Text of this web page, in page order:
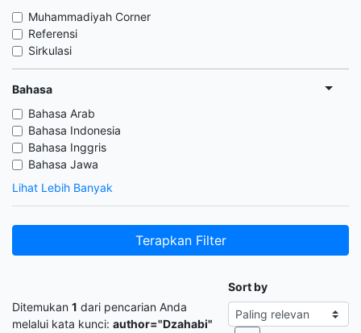
Muhammadiyah Corner
Referensi
Sirkulasi
Bahasa
Bahasa Arab
Bahasa Indonesia
Bahasa Inggris
Bahasa Jawa
Lihat Lebih Banyak
Terapkan Filter
Ditemukan 1 dari pencarian Anda
melalui kata kunci: author="Dzahabi"
Sort by